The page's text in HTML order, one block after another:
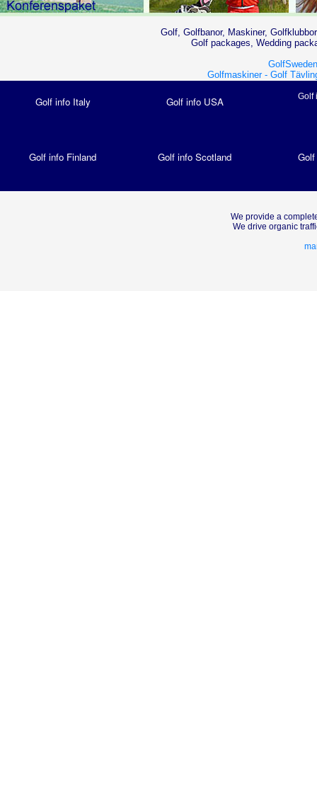
Golf, Golfbanor, Maskiner,
Golf packages, Wedding
Golfmaskiner - Golf
Golf info Italy Golf info USA Golf
Golf info Finland Golf info Scotland
We provide a
We drive organic